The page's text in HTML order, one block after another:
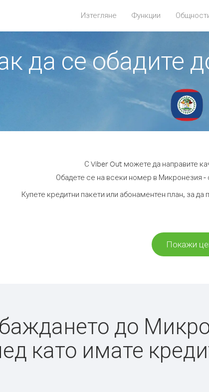
Изтегляне Функции
да се обадите
С Viber Out можете да направите
Обадете се на всеки номер в Микронезия -
Купете кредитни пакети или абонаментен план, за
Покажи
до
като имате